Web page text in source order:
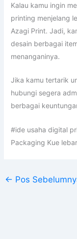
Kalau kamu ingin
printing menjelang
Azagi Print. Jadi,
desain berbagai
menanganinya.
Jika kamu tertarik
hubungi segera
berbagai
#ide usaha digital
Packaging Kue
← Pos